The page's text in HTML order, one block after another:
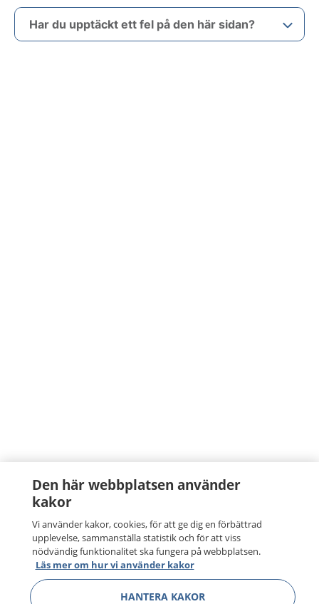
Har du upptäckt ett fel på den här sidan?
Den här webbplatsen använder
kakor
Vi använder kakor, cookies, för att ge dig en förbättrad
upplevelse, sammanställa statistik och för att viss
nödvändig funktionalitet ska fungera på webbplatsen.
Läs mer om hur vi använder kakor
HANTERA KAKOR